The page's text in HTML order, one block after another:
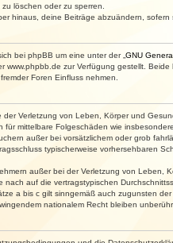
löschen oder zu sperren.
hinaus, deine Beiträge abzuändern,
bei phpBB um eine unter der „ GNU
www.phpbb.de zur Verfügung gestellt.
Foren Einfluss nehmen.
der Verletzung von Leben, Körper und
für mittelbare Folgeschäden wie
außer bei vorsätzlichem oder grob
typischerweise vorhersehbaren
außer bei der Verletzung von Leben,
nach auf die vertragstypischen
a bis c gilt sinngemäß auch zugunsten
nationalem Recht bleiben